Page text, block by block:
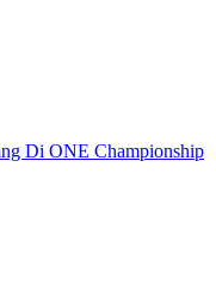
Di ONE Championship